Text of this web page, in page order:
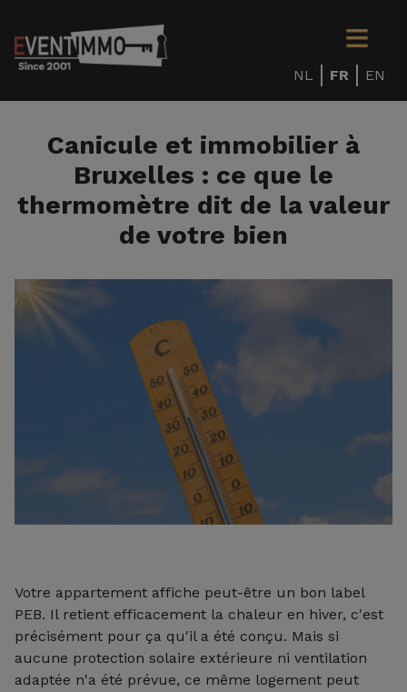
NL FR EN
Canicule et immobilier à
Bruxelles : ce que le
thermomètre dit de la valeur
de votre bien
Votre appartement affiche peut-être un bon label
PEB. Il retient efficacement la chaleur en hiver, c'est
précisément pour ça qu'il a été conçu. Mais si
aucune protection solaire extérieure ni ventilation
adaptée n'a été prévue, ce même logement peut